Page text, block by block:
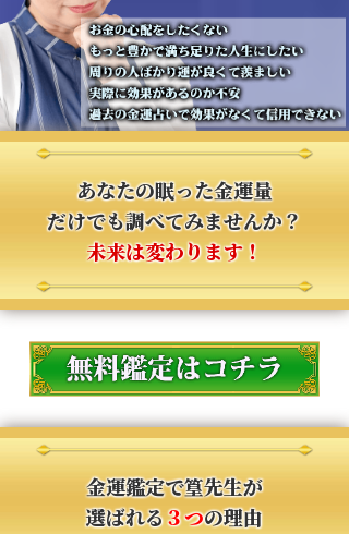
あなたの眠った金運量
だけでも調べてみませんか？
未来は変わります！
金運鑑定で篁先生が
選ばれる３つの理由